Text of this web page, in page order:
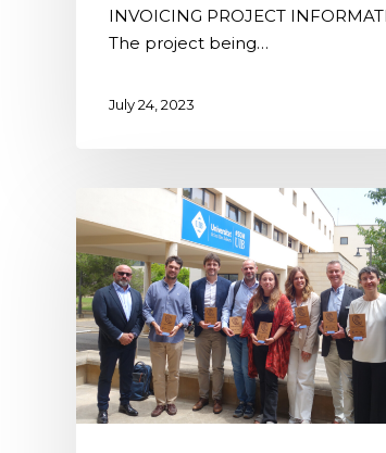
INVOICING PROJECT
The project being…
July 24, 2023